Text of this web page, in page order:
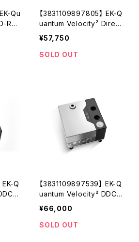
Qu
RGB
【3831109897805】 EK-Q
uantum Velocity² Direct
Die D-RGB - 1700 Nicke
l + Plexi
¥57,750
SOLD OUT
EK-Q
【3831109897539】 EK-Q
uantum Velocity² DDC
4.2 PWM D-RGB - 1700
Nickel + Plexi
¥66,000
SOLD OUT